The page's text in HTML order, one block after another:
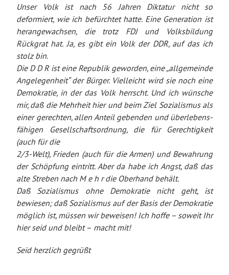
Unser Volk ist nach 56 Jahren Diktatur nicht so
deformiert, wie ich befürchtet hatte. Eine Generation ist
herangewachsen, die trotz FDJ und Volksbildung
Rückgrat hat. Ja, es gibt ein Volk der DDR, auf das ich
stolz bin.
Die D D R ist eine Republik geworden, eine „allgemeinde
Angelegenheit“ der Bürger. Vielleicht wird sie noch eine
Demokratie, in der das Volk herrscht. Und ich wünsche
mir, daß die Mehrheit hier und beim Ziel Sozialismus als
einer gerechten, allen Anteil gebenden und überlebens-
fähigen Gesellschaftsordnung, die für Gerechtigkeit
(auch für die
2/3-Welt), Frieden (auch für die Armen) und Bewahrung
der Schöpfung eintritt. Aber da habe ich Angst, daß das
alte Streben nach M e h r die Oberhand behält.
Daß Sozialismus ohne Demokratie nicht geht, ist
bewiesen; daß Sozialismus auf der Basis der Demokratie
möglich ist, müssen wir beweisen! Ich hoffe – soweit Ihr
hier seid und bleibt – macht mit!
Seid herzlich gegrüßt